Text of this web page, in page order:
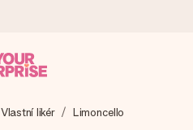
a bleskově odešleme –
Vlastní likér Limoncello